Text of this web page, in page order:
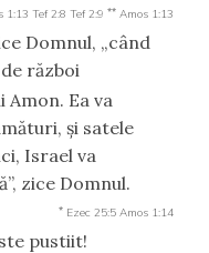
1:13 Tef 2:8 Tef 2:9 ** Amos 1:13
Domnul, „când
război
Amon. Ea va
şi satele
Israel va
zice Domnul.
* Ezec 25:5 Amos 1:14
pustiit!